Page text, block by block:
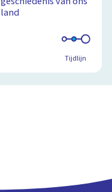
land
Tijdlijn